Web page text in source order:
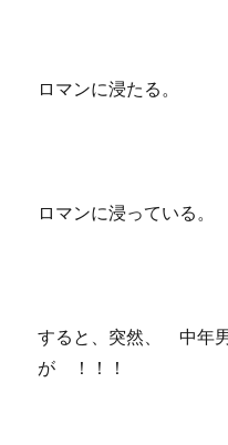
ロマンに浸たる。
ロマンに浸ってい
すると、突然、 中年
が ！！！